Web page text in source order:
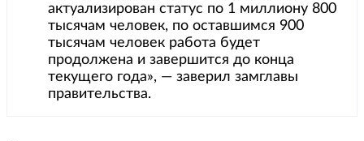
актуализирован статус по 1 миллиону 800
тысячам человек, по оставшимся 900
тысячам человек работа будет
продолжена и завершится до конца
текущего года», — заверил замглавы
правительства.